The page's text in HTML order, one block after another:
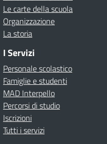
Le carte della scuola
Organizzazione
La storia
I Servizi
Personale scolastico
Famiglie e studenti
MAD Interpello
Percorsi di studio
Iscrizioni
Tutti i servizi